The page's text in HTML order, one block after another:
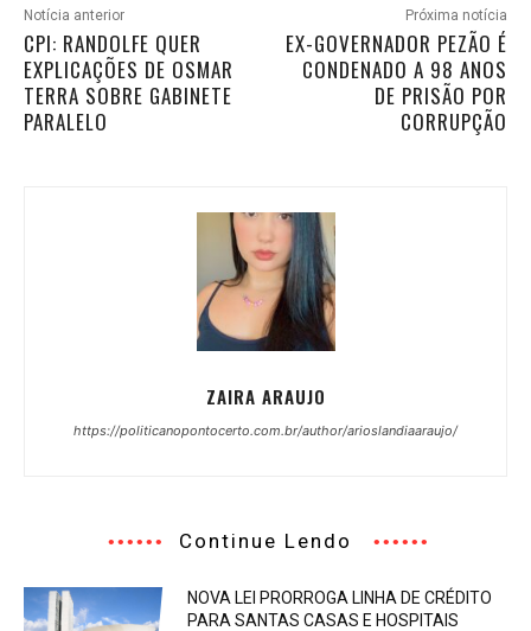
Notícia anterior
CPI: RANDOLFE QUER
EXPLICAÇÕES DE OSMAR
TERRA SOBRE GABINETE
PARALELO
Próxima notícia
EX-GOVERNADOR PEZÃO É
CONDENADO A 98 ANOS
DE PRISÃO POR
CORRUPÇÃO
ZAIRA ARAUJO
https://politicanopontocerto.com.br/author/arioslandiaaraujo/
Continue Lendo
NOVA LEI PRORROGA LINHA DE CRÉDITO
PARA SANTAS CASAS E HOSPITAIS